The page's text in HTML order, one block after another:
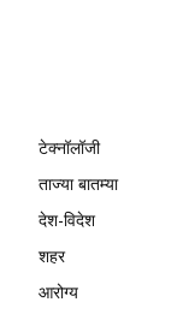
टेक्नॉलॉजी
ताज्या बातम्या
देश-विदेश
शहर
आरोग्य